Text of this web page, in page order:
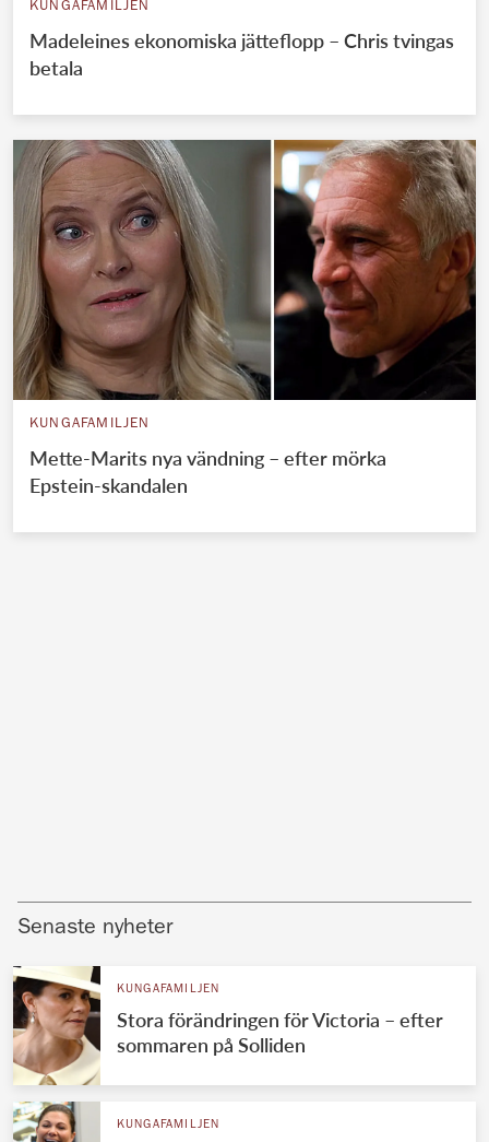
KUNGAFAMILJEN
Madeleines ekonomiska jätteflopp – Chris tvingas
betala
KUNGAFAMILJEN
Mette-Marits nya vändning – efter mörka
Epstein-skandalen
Senaste nyheter
KUNGAFAMILJEN
Stora förändringen för Victoria – efter
sommaren på Solliden
KUNGAFAMILJEN